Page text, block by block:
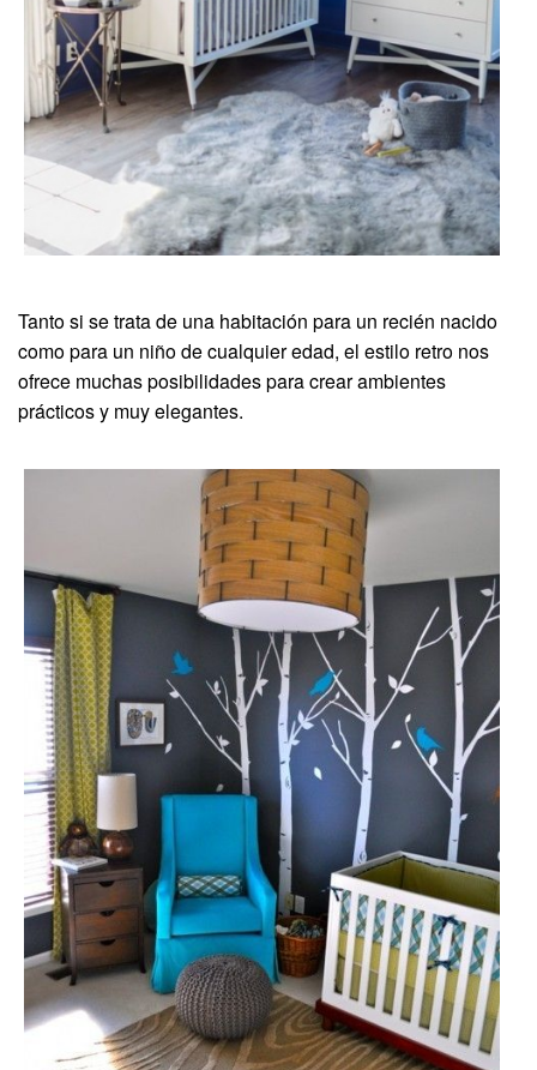
Tanto si se trata de una habitación para un recién nacido
como para un niño de cualquier edad, el estilo retro nos
ofrece muchas posibilidades para crear ambientes
prácticos y muy elegantes.